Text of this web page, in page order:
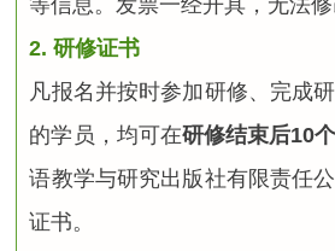
等信息。发票一经开具，无法修
2. 研修证书
凡报名并按时参加研修、完成
的学员，均可在研修结束后10
语教学与研究出版社有限责任
证书。